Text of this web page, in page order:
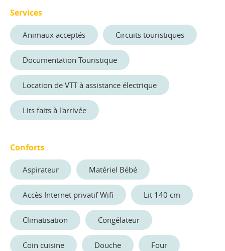
Services
Animaux acceptés Circuits touristiques
Documentation Touristique
Location de VTT à assistance électrique
Lits faits à l'arrivée
Conforts
Aspirateur Matériel Bébé
Accès Internet privatif Wifi Lit 140 cm
Climatisation Congélateur
Coin cuisine Douche Four